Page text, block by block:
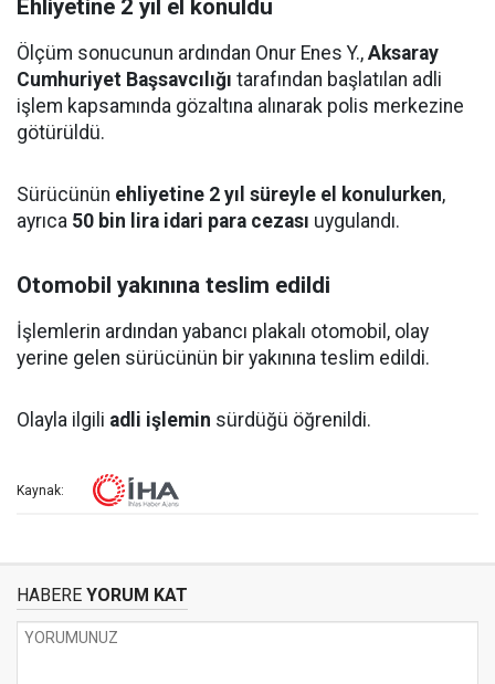
Ehliyetine 2 yıl el konuldu
Ölçüm sonucunun ardından Onur Enes Y., Aksaray
Cumhuriyet Başsavcılığı tarafından başlatılan adli
işlem kapsamında gözaltına alınarak polis merkezine
götürüldü.
Sürücünün ehliyetine 2 yıl süreyle el konulurken,
ayrıca 50 bin lira idari para cezası uygulandı.
Otomobil yakınına teslim edildi
İşlemlerin ardından yabancı plakalı otomobil, olay
yerine gelen sürücünün bir yakınına teslim edildi.
Olayla ilgili adli işlemin sürdüğü öğrenildi.
Kaynak:
HABERE YORUM KAT